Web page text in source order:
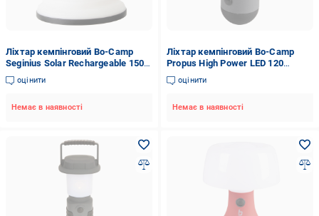
Ліхтар кемпінговий Bo-Camp
Seginius Solar Rechargeable 150
Lumen White/Black (5818730)
оцінити
Немає в наявності
Ліхтар кемпінговий Bo-Camp
Propus High Power LED 120
Lumen Grey (5818870)
оцінити
Немає в наявності